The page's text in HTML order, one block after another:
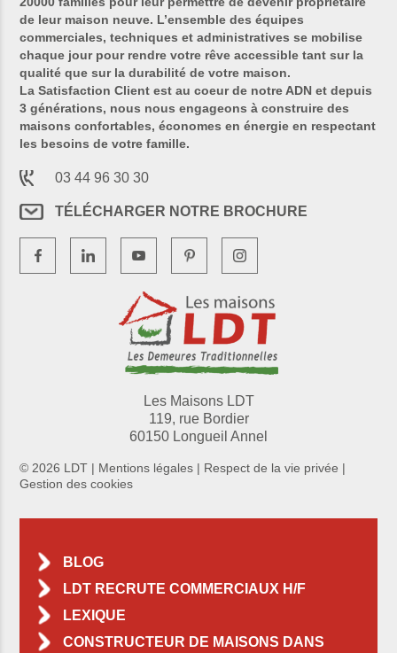
de leur maison neuve. L’ensemble des équipes
commerciales, techniques et administratives se mobilise
chaque jour pour rendre votre rêve accessible tant sur la
qualité que sur la durabilité de votre maison.
La Satisfaction Client est au coeur de notre ADN et depuis
3 générations, nous nous engageons à construire des
maisons confortables, économes en énergie en respectant
les besoins de votre famille.
03 44 96 30 30
TÉLÉCHARGER NOTRE BROCHURE
Les Maisons LDT
119, rue Bordier
60150 Longueil Annel
© 2026 LDT | Mentions légales | Respect de la vie privée |
Gestion des cookies
BLOG
LDT RECRUTE COMMERCIAUX H/F
LEXIQUE
CONSTRUCTEUR DE MAISONS DANS